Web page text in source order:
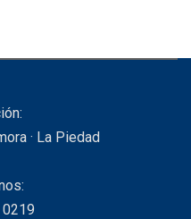
· La Piedad